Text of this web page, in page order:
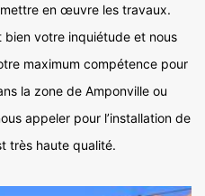
en œuvre les travaux.
votre inquiétude et nous
maximum compétence pour
la zone de Amponville ou
appeler pour l’installation de
très haute qualité.